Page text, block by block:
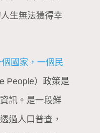
生無法獲得幸
個國家，一個民
People）政策是
訊。是一段鮮
過人口普查，